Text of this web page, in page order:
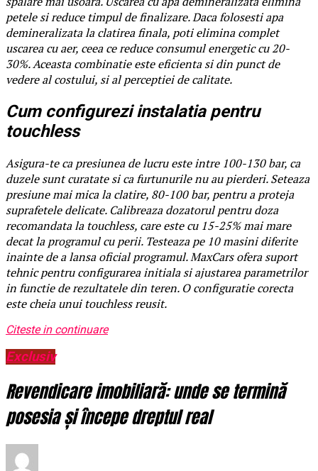
petele si reduce timpul de finalizare. Daca folosesti apa
demineralizata la clatirea finala, poti elimina complet
uscarea cu aer, ceea ce reduce consumul energetic cu 20-
30%. Aceasta combinatie este eficienta si din punct de
vedere al costului, si al perceptiei de calitate.
Cum configurezi instalatia pentru
touchless
Asigura-te ca presiunea de lucru este intre 100-130 bar, ca
duzele sunt curatate si ca furtunurile nu au pierderi. Seteaza
presiune mai mica la clatire, 80-100 bar, pentru a proteja
suprafetele delicate. Calibreaza dozatorul pentru doza
recomandata la touchless, care este cu 15-25% mai mare
decat la programul cu perii. Testeaza pe 10 masini diferite
inainte de a lansa oficial programul. MaxCars ofera suport
tehnic pentru configurarea initiala si ajustarea parametrilor
in functie de rezultatele din teren. O configuratie corecta
este cheia unui touchless reusit.
Citeste in continuare
Exclusiv
Revendicare imobiliară: unde se termină
posesia și începe dreptul real